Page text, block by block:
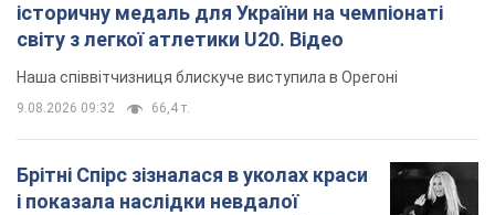
історичну медаль для України на чемпіонаті
світу з легкої атлетики U20. Відео
Наша співвітчизниця блискуче виступила в Орегоні
9.08.2026 09:32 66,4 т.
Брітні Спірс зізналася в уколах краси
і показала наслідки невдалої